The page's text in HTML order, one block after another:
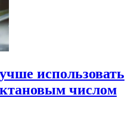
использовать
числом